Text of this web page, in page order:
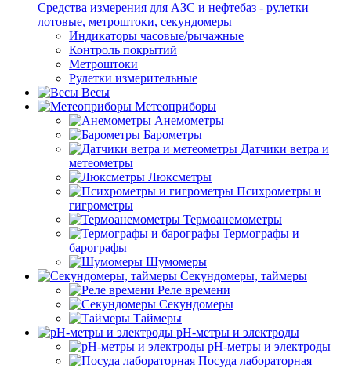
Средства измерения для АЗС и нефтебаз - рулетки
лотовые, метроштоки, секундомеры
Индикаторы часовые/рычажные
Контроль покрытий
Метроштоки
Рулетки измерительные
Весы
Метеоприборы
Анемометры
Барометры
Датчики ветра и
метеометры
Люксметры
Психрометры и
гигрометры
Термоанемометры
Термографы и
барографы
Шумомеры
Секундомеры, таймеры
Реле времени
Секундомеры
Таймеры
pH-метры и электроды
pH-метры и электроды
Посуда лабораторная